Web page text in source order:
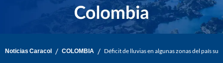
Noticias Caracol / COLOMBIA / Déficit de lluvias en algunas zonas del país